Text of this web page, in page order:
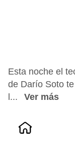
Esta noche el
de Darío Soto
l...
Ver más